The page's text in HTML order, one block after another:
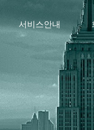
서비스안내